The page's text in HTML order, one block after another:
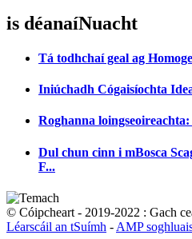
is déanaíNuacht
Tá todhchaí geal ag
Iniúchadh Cógaisíochta
Roghanna
Dul chun cinn i mBosca
F...
© Cóipcheart - 2019-2022 : Gach
Léarscáil an tSuímh - AMP